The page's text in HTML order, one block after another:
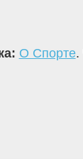
О Спорте.